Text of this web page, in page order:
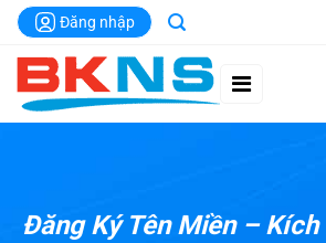
Chuyển
đến
dung
Đăng nhập
Đăng Ký Tên Miền –